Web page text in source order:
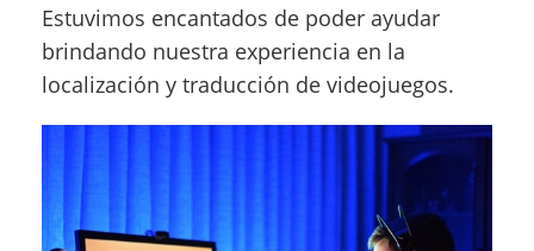
Estuvimos encantados de poder ayudar
brindando nuestra experiencia en la
localización y traducción de videojuegos.